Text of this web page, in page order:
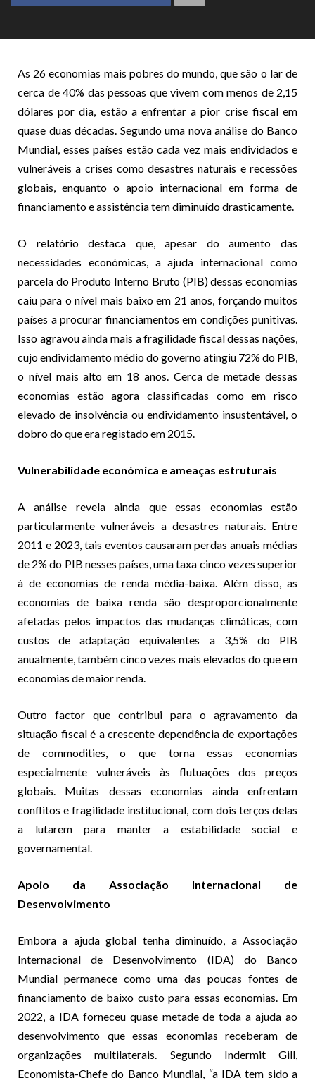
As 26 economias mais pobres do mundo, que são o lar de
cerca de 40% das pessoas que vivem com menos de 2,15
dólares por dia, estão a enfrentar a pior crise fiscal em
quase duas décadas. Segundo uma nova análise do Banco
Mundial, esses países estão cada vez mais endividados e
vulneráveis a crises como desastres naturais e recessões
globais, enquanto o apoio internacional em forma de
financiamento e assistência tem diminuído drasticamente.
O relatório destaca que, apesar do aumento das
necessidades económicas, a ajuda internacional como
parcela do Produto Interno Bruto (PIB) dessas economias
caiu para o nível mais baixo em 21 anos, forçando muitos
países a procurar financiamentos em condições punitivas.
Isso agravou ainda mais a fragilidade fiscal dessas nações,
cujo endividamento médio do governo atingiu 72% do PIB,
o nível mais alto em 18 anos. Cerca de metade dessas
economias estão agora classificadas como em risco
elevado de insolvência ou endividamento insustentável, o
dobro do que era registado em 2015.
Vulnerabilidade económica e ameaças estruturais
A análise revela ainda que essas economias estão
particularmente vulneráveis a desastres naturais. Entre
2011 e 2023, tais eventos causaram perdas anuais médias
de 2% do PIB nesses países, uma taxa cinco vezes superior
à de economias de renda média-baixa. Além disso, as
economias de baixa renda são desproporcionalmente
afetadas pelos impactos das mudanças climáticas, com
custos de adaptação equivalentes a 3,5% do PIB
anualmente, também cinco vezes mais elevados do que em
economias de maior renda.
Outro factor que contribui para o agravamento da
situação fiscal é a crescente dependência de exportações
de commodities, o que torna essas economias
especialmente vulneráveis às flutuações dos preços
globais. Muitas dessas economias ainda enfrentam
conflitos e fragilidade institucional, com dois terços delas
a lutarem para manter a estabilidade social e
governamental.
Apoio da Associação Internacional de
Desenvolvimento
Embora a ajuda global tenha diminuído, a Associação
Internacional de Desenvolvimento (IDA) do Banco
Mundial permanece como uma das poucas fontes de
financiamento de baixo custo para essas economias. Em
2022, a IDA forneceu quase metade de toda a ajuda ao
desenvolvimento que essas economias receberam de
organizações multilaterais. Segundo Indermit Gill,
Economista-Chefe do Banco Mundial, “a IDA tem sido a